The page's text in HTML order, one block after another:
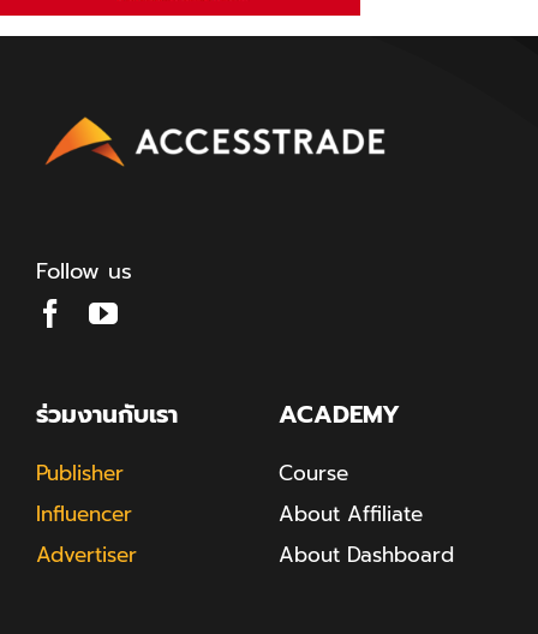
Follow us
ร่วมงานกับเรา
Publisher
Influencer
Advertiser
ACADEMY
Course
About Affiliate
About Dashboard